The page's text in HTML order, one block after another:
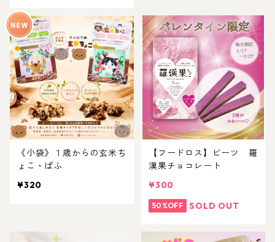
《小袋》１歳からの玄米ち
ょこ・ぱふ
¥320
【フードロス】ビーツ 羅
漢果チョコレート
¥300
50%OFF SOLD OUT